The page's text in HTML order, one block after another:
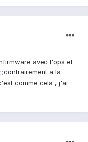
avec l'ops et
contrairement a la
comme cela , j'ai